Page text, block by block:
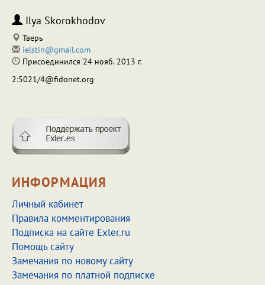
Ilya Skorokhodov
Тверь
ielstin@gmail.com
Присоединился 24 нояб. 2013 г.
2:5021/4@fidonet.org
ИНФОРМАЦИЯ
Личный кабинет
Правила комментирования
Подписка на сайте Exler.ru
Помощь сайту
Замечания по новому сайту
Замечания по платной подписке